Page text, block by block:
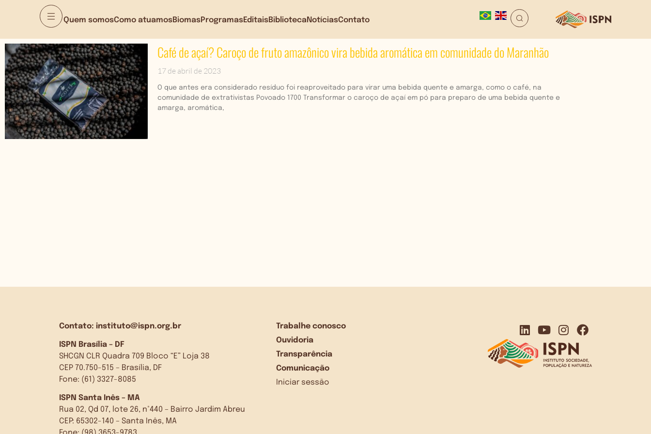
Quem somosComo atuamosBiomasProgramasEditaisBibliotecaNotíciasContato
Café de açaí? Caroço de fruto amazônico vira bebida aromática em comunidade do Maranhão
17 de abril de 2023
O que antes era considerado resíduo foi reaproveitado para virar uma bebida quente e amarga, como o café, na
comunidade de extrativistas Povoado 1700 Transformar o caroço de açaí em pó para preparo de uma bebida quente e
amarga, aromática,
Contato: instituto@ispn.org.br
ISPN Brasília – DF
SHCGN CLR Quadra 709 Bloco “E” Loja 38
CEP 70.750-515 – Brasília, DF
Fone: (61) 3327-8085
ISPN Santa Inês – MA
Rua 02, Qd 07, lote 26, n°440 – Bairro Jardim Abreu
CEP: 65302-140 – Santa Inês, MA
Trabalhe conosco
Ouvidoria
Transparência
Comunicação
Iniciar sessão